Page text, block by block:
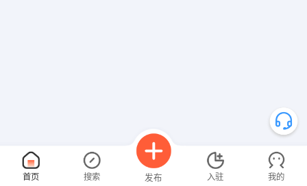
首页 搜索 发布 入驻 我的